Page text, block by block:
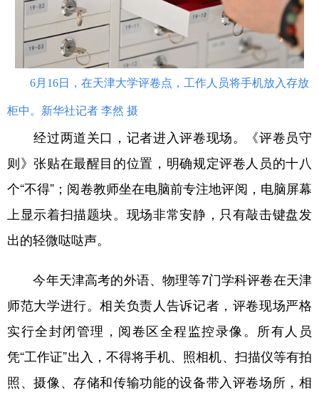
6月16日，在天津大学评卷点，工作人员将手机放入存放
柜中。新华社记者 李然 摄
经过两道关口，记者进入评卷现场。《评卷员守
则》张贴在最醒目的位置，明确规定评卷人员的十八
个“不得”；阅卷教师坐在电脑前专注地评阅，电脑屏幕
上显示着扫描题块。现场非常安静，只有敲击键盘发
出的轻微哒哒声。
今年天津高考的外语、物理等7门学科评卷在天津
师范大学进行。相关负责人告诉记者，评卷现场严格
实行全封闭管理，阅卷区全程监控录像。所有人员
凭“工作证”出入，不得将手机、照相机、扫描仪等有拍
照、摄像、存储和传输功能的设备带入评卷场所，相